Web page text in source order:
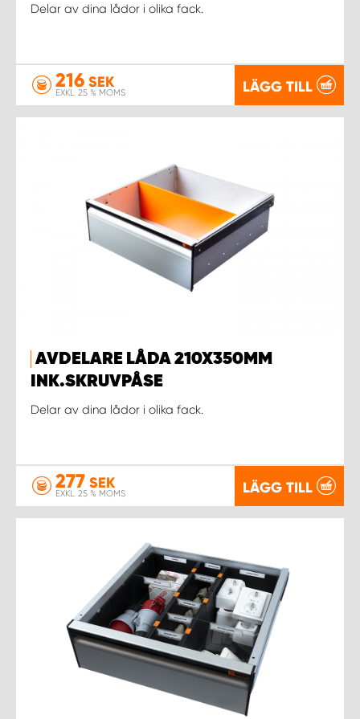
Delar av dina lådor i olika fack.
216 SEK
EXKL. 25 % MOMS LÄGG TILL
AVDELARE LÅDA 210X350MM
INK.SKRUVPÅSE
Delar av dina lådor i olika fack.
277 SEK
EXKL. 25 % MOMS LÄGG TILL